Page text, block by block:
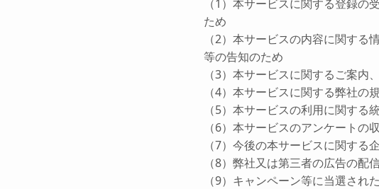
（1）本サービスに関する登録
ため
（2）本サービスの内容に関す
等の告知のため
（3）本サービスに関するご案内
（4）本サービスに関する弊社
（5）本サービスの利用に関する
（6）本サービスのアンケートの
（7）今後の本サービスに関する
（8）弊社又は第三者の広告の配
（9）キャンペーン等に当選され